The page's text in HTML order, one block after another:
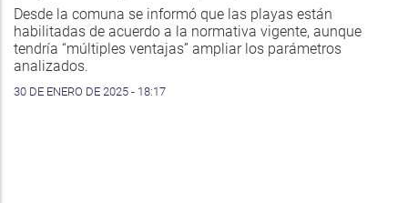
Desde la comuna se informó que las playas están
habilitadas de acuerdo a la normativa vigente, aunque
tendría “múltiples ventajas” ampliar los parámetros
analizados.
30 DE ENERO DE 2025 - 18:17